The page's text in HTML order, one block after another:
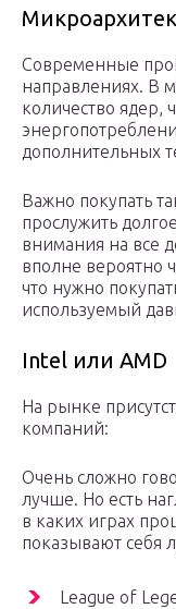
Современные
направлениях. В
количество ядер,
дополнительных
Важно покупать
прослужить
внимания на все
вполне вероятно
что нужно
используемый
Intel или AMD
На рынке
компаний:
Очень сложно
лучше. Но есть
в каких играх
показывают себя
League of